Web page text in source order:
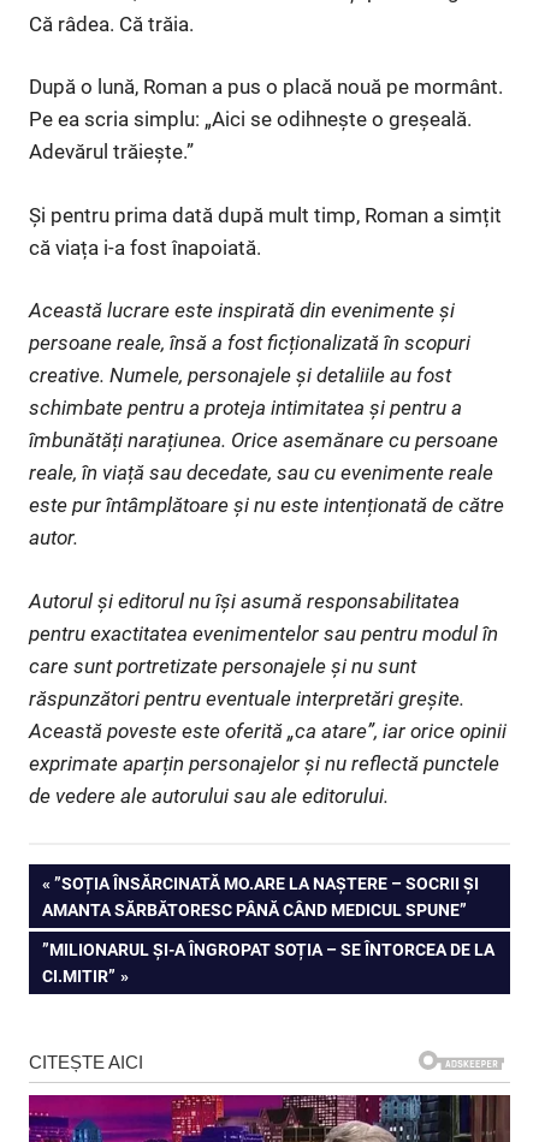
Că râdea. Că trăia.
După o lună, Roman a pus o placă nouă pe mormânt.
Pe ea scria simplu: „Aici se odihnește o greșeală.
Adevărul trăiește.”
Și pentru prima dată după mult timp, Roman a simțit
că viața i-a fost înapoiată.
Această lucrare este inspirată din evenimente și
persoane reale, însă a fost ficționalizată în scopuri
creative. Numele, personajele și detaliile au fost
schimbate pentru a proteja intimitatea și pentru a
îmbunătăți narațiunea. Orice asemănare cu persoane
reale, în viață sau decedate, sau cu evenimente reale
este pur întâmplătoare și nu este intenționată de către
autor.
Autorul și editorul nu își asumă responsabilitatea
pentru exactitatea evenimentelor sau pentru modul în
care sunt portretizate personajele și nu sunt
răspunzători pentru eventuale interpretări greșite.
Această poveste este oferită „ca atare”, iar orice opinii
exprimate aparțin personajelor și nu reflectă punctele
de vedere ale autorului sau ale editorului.
Navigare
în
articole
PREVIOUS
POST:
”SOȚIA ÎNSĂRCINATĂ MO.ARE LA NAȘTERE – SOCRII ȘI
AMANTA SĂRBĂTORESC PÂNĂ CÂND MEDICUL SPUNE”
NEXT
POST:
”MILIONARUL ȘI-A ÎNGROPAT SOȚIA – SE ÎNTORCEA DE LA
CI.MITIR”